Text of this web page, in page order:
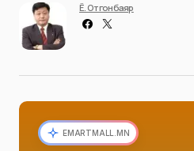
Ё. Отгонбаяр
EMARTMALL.MN